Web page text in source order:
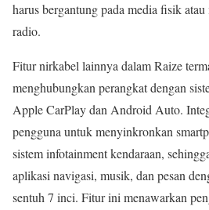
harus bergantung pada media fisik
radio.
Fitur nirkabel lainnya dalam Raize
menghubungkan perangkat dengan
Apple CarPlay dan Android Auto.
pengguna untuk menyinkronkan
sistem infotainment kendaraan,
aplikasi navigasi, musik, dan pesan
sentuh 7 inci. Fitur ini menawarkan